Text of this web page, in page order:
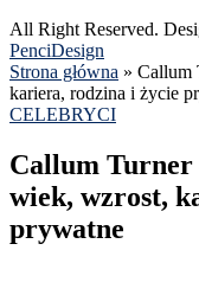
All Right Reserved.
PenciDesign
Strona główna » Callum
kariera, rodzina i życie
CELEBRYCI
Callum
wiek, wzrost,
prywatne